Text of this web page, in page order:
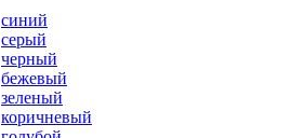
синий
серый
черный
бежевый
зеленый
коричневый